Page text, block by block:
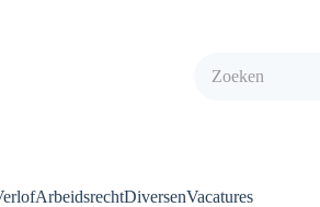
ArbeidsrechtDiversenVacatures